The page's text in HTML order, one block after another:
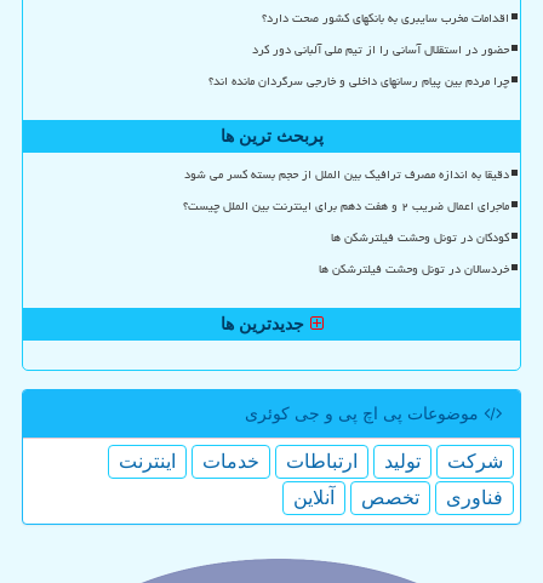
اقدامات مخرب سایبری به بانکهای کشور صحت دارد؟
حضور در استقلال آسانی را از تیم ملی آلبانی دور کرد
چرا مردم بین پیام رسانهای داخلی و خارجی سرگردان مانده اند؟
پربحث ترین ها
دقیقا به اندازه مصرف ترافیک بین الملل از حجم بسته کسر می شود
ماجرای اعمال ضریب ۲ و هفت دهم برای اینترنت بین الملل چیست؟
کودکان در تونل وحشت فیلترشکن ها
خردسالان در تونل وحشت فیلترشکن ها
جدیدترین ها
موضوعات پی اچ پی و جی كوئری
شركت تولید ارتباطات خدمات
اینترنت
فناوری
تخصص آنلاین